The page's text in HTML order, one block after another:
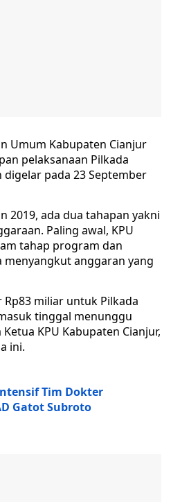
Umum Kabupaten Cianjur
pelaksanaan Pilkada
digelar pada 23 September
2019, ada dua tahapan yakni
Paling awal, KPU
tahap program dan
menyangkut anggaran yang
miliar untuk Pilkada
tinggal menunggu
KPU Kabupaten Cianjur,
ini.
Tim Dokter
Gatot Subroto